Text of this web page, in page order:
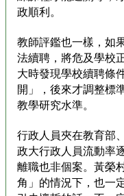
政順利。
教師評鑑也一樣，如
法續聘，將危及學校
大時發現學校續聘條
開」，後來才調整標
教學研究水準。
行政人員夾在教育部
政大行政人員流動率
離職也非個案。黃榮
角」的情況下，也一